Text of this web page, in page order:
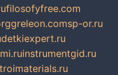
filosofyfree.com
greleon.comsp-or.ru
detkiexpert.ru
instrumentgid.ru